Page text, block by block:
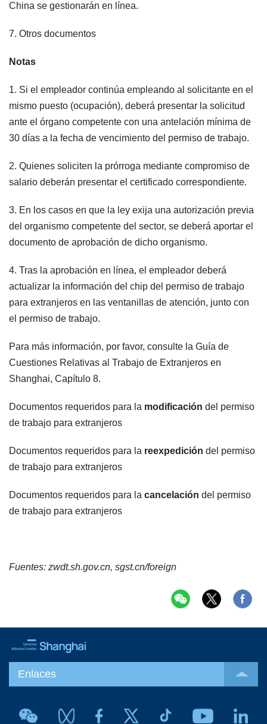
China se gestionarán en línea.
7. Otros documentos
Notas
1. Si el empleador continúa empleando al solicitante en el
mismo puesto (ocupación), deberá presentar la solicitud
ante el órgano competente con una antelación mínima de
30 días a la fecha de vencimiento del permiso de trabajo.
2. Quienes soliciten la prórroga mediante compromiso de
salario deberán presentar el certificado correspondiente.
3. En los casos en que la ley exija una autorización previa
del organismo competente del sector, se deberá aportar el
documento de aprobación de dicho organismo.
4. Tras la aprobación en línea, el empleador deberá
actualizar la información del chip del permiso de trabajo
para extranjeros en las ventanillas de atención, junto con
el permiso de trabajo.
Para más información, por favor, consulte la Guía de
Cuestiones Relativas al Trabajo de Extranjeros en
Shanghai, Capítulo 8.
Documentos requeridos para la modificación del permiso
de trabajo para extranjeros
Documentos requeridos para la reexpedición del permiso
de trabajo para extranjeros
Documentos requeridos para la cancelación del permiso
de trabajo para extranjeros
Fuentes: zwdt.sh.gov.cn, sgst.cn/foreign
Enlaces